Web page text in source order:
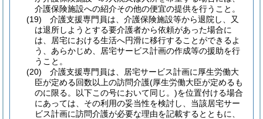
介護保険施設への紹介その他の便宜の提供を行うこと。
(19)
介護支援専門員は、介護保険施設等から退院し、又
は退所しようとする要介護者から依頼があった場合に
は、居宅における生活へ円滑に移行することができるよ
う、あらかじめ、居宅サービス計画の作成等の援助を行
うこと。
(20)
介護支援専門員は、居宅サービス計画に厚生労働大
臣が定める回数以上の訪問介護(厚生労働大臣が定めるも
のに限る。以下この号において同じ。)を位置付ける場合
にあっては、その利用の妥当性を検討し、当該居宅サー
ビス計画に訪問介護が必要な理由を記載するとともに、